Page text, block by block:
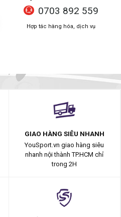
0703 892 559
Hợp tác hàng hóa, dịch vụ
GIAO HÀNG SIÊU NHANH
YouSport.vn giao hàng siêu
nhanh nội thành TP.HCM chỉ
trong 2H